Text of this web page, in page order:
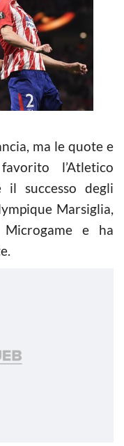
ma le quote e
l’Atletico
successo degli
Marsiglia,
e ha